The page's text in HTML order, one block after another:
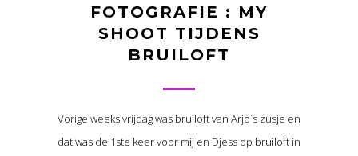
FOTOGRAFIE : MY
SHOOT TIJDENS
BRUILOFT
Vorige weeks vrijdag was bruiloft van Arjo`s zusje en
dat was de 1ste keer voor mij en Djess op bruiloft in